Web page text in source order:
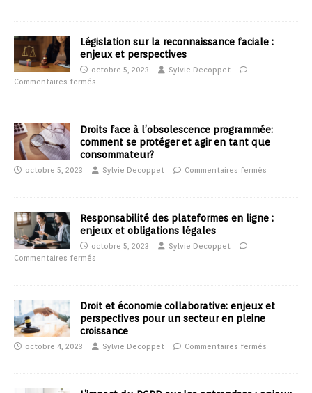
Législation sur la reconnaissance faciale :
enjeux et perspectives
octobre 5, 2023
Sylvie Decoppet
Commentaires fermés
Droits face à l’obsolescence programmée:
comment se protéger et agir en tant que
consommateur?
octobre 5, 2023 Sylvie Decoppet Commentaires fermés
Responsabilité des plateformes en ligne :
enjeux et obligations légales
octobre 5, 2023
Sylvie Decoppet
Commentaires fermés
Droit et économie collaborative: enjeux et
perspectives pour un secteur en pleine
croissance
octobre 4, 2023 Sylvie Decoppet Commentaires fermés